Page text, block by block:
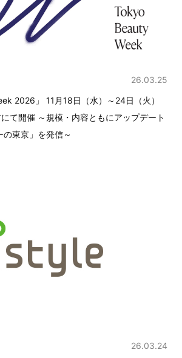
26.03.25
2026」 11月18日（水）～24日（火）
て開催 ～規模・内容ともにアップデート
の東京」を発信～
26.03.24